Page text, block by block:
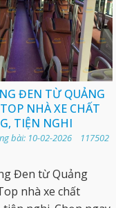
ĐEN TỪ QUẢNG
NHÀ XE CHẤT
TIỆN NGHI
bài: 10-02-2026 117502
Đen từ Quảng
nhà xe chất